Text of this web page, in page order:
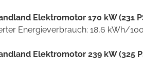
Elektromotor 170 kW (231
Energieverbrauch: 18,6 kWh/
Elektromotor 239 kW (325